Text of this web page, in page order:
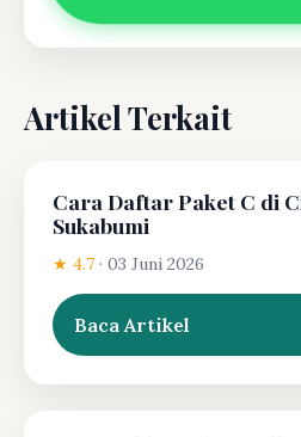
Artikel Terkait
Cara Daftar Paket C di
Sukabumi
★ 4.7 · 03 Juni 2026
Baca Artikel